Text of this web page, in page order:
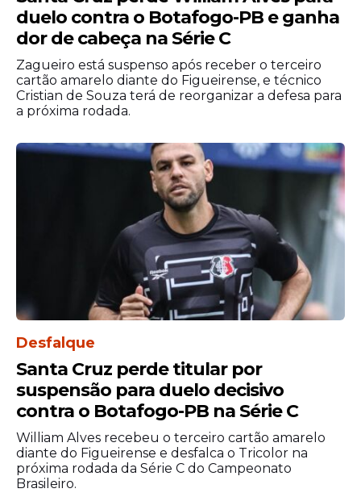
teve passagens por Manchester United,
Manchester City, Juventus, um breve
retorno ao Boca, Shanghai Shenhua, da
China, até voltar para a terceira passagem
pelo Boca Juniors, que marcou sua
aposentadoria, em 2021.
Estadão Conteúdo.
duelo contra o Botafogo-PB e ganha
dor de cabeça na Série C
Zagueiro está suspenso após receber o terceiro
cartão amarelo diante do Figueirense, e técnico
Cristian de Souza terá de reorganizar a defesa para
a próxima rodada.
Desfalque
Santa Cruz perde titular por
suspensão para duelo decisivo
contra o Botafogo-PB na Série C
William Alves recebeu o terceiro cartão amarelo
diante do Figueirense e desfalca o Tricolor na
próxima rodada da Série C do Campeonato
Brasileiro.